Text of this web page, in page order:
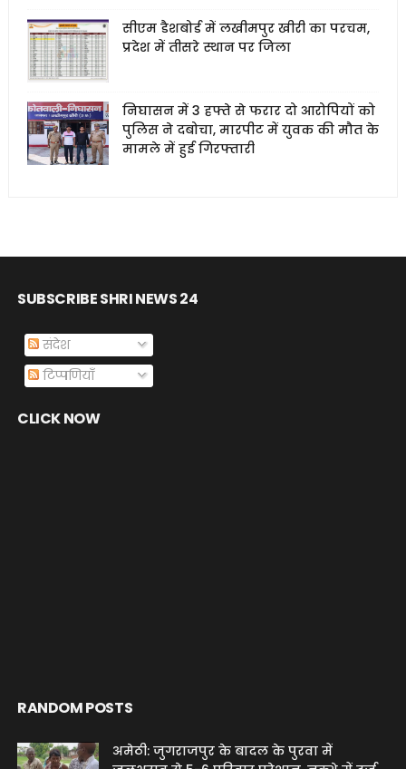
सीएम डैशबोर्ड में लखीमपुर खीरी का परचम,
प्रदेश में तीसरे स्थान पर जिला
निघासन में 3 हफ्ते से फरार दो आरोपियों को
पुलिस ने दबोचा, मारपीट में युवक की मौत के
मामले में हुई गिरफ्तारी
SUBSCRIBE SHRI NEWS 24
संदेश
टिप्पणियाँ
CLICK NOW
RANDOM POSTS
अमेठी: जुगराजपुर के बादल के पुरवा में